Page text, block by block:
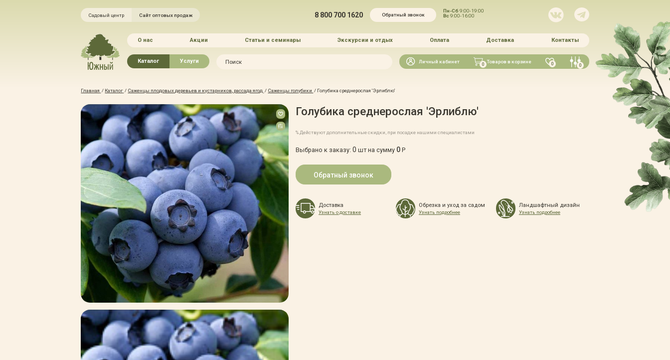
Садовый центр Сайт оптовых продаж 8 800 700 1620 Обратный звонок
Пн-Сб9:00-19:00
Вс9:00-16:00
О нас Акции Статьи и семинары Экскурсии и отдых Оплата Доставка Контакты
Каталог
Хвойные растения
Плодово-ягодные растения
Лиственные растения
Цветы
Водные растения
Растения вертикального
озеленения
Формованные растения
Экостория
Товары для сада
Грунты, удобрения, отсыпка
Зимние товары
Крупномеры
Консультации специалистов
Полезная литература
Прайс-листы
Системы скидок, программы
лояльности
Оплата
Полезные советы
Возврат и замена
Услуги
Благоустройство и озеленение
Зелёный доктор
Зимние услуги
Уход за садом
Портфолио
Прайс-листы
Правила оказания услуг
Доставка
Оплата
Гарантии
Автополив
Искать
Личный кабинет 0 Товаров в корзине 0 0
Главная / Каталог / Саженцы плодовых деревьев и кустарников, рассада ягод / Саженцы голубики / Голубика среднерослая 'Эрлиблю'
Голубика среднерослая 'Эрлиблю'
% Действуют дополнительные скидки, при посадке нашими специалистами
Выбрано к заказу: 0 шт на сумму 0Р
Обратный звонок
Доставка
Узнать о доставке
Обрезка и уход за садом
Узнать подробнее
Ландшафтный дизайн
Узнать подробнее